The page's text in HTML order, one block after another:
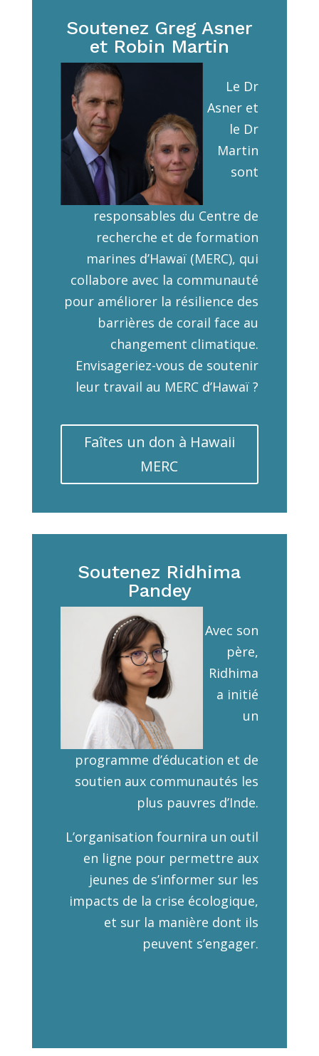
Soutenez Greg Asner
et Robin Martin
Le Dr
Asner et
le Dr
Martin
sont
responsables du Centre de
recherche et de formation
marines d’Hawaï (MERC), qui
collabore avec la communauté
pour améliorer la résilience des
barrières de corail face au
changement climatique.
Envisageriez-vous de soutenir
leur travail au MERC d’Hawaï ?
Faîtes un don à Hawaii
MERC
Soutenez Ridhima
Pandey
Avec son
père,
Ridhima
a initié
un
programme d’éducation et de
soutien aux communautés les
plus pauvres d’Inde.
L’organisation fournira un outil
en ligne pour permettre aux
jeunes de s’informer sur les
impacts de la crise écologique,
et sur la manière dont ils
peuvent s’engager.